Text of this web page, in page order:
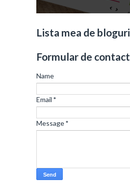
Lista mea de bloguri
Formular de contact
Name
Email *
Message*